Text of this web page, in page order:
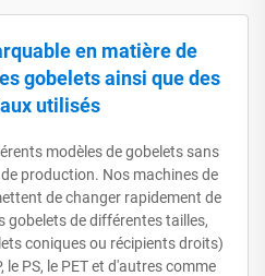
en matière de
gobelets ainsi que des
utilisés
modèles de gobelets sans
production. Nos machines de
de changer rapidement de
gobelets de différentes tailles,
coniques ou récipients droits)
PS, le PET et d'autres comme